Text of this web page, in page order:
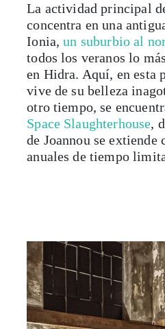
La actividad principal
concentra en una
Ionia,un suburbio al
todos los veranos lo
en Hidra. Aquí, en esta
vive de su belleza
otro tiempo, se
Space Slaughterhouse,
de Joannou se extiende
anuales de tiempo